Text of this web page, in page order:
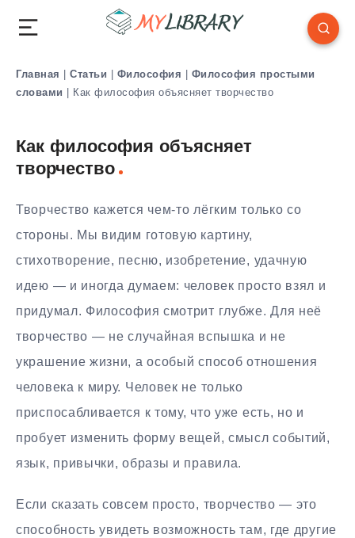
Главная | Статьи | Философия | Философия простыми
словами | Как философия объясняет творчество
Как философия объясняет
творчество
Творчество кажется чем-то лёгким только со
стороны. Мы видим готовую картину,
стихотворение, песню, изобретение, удачную
идею — и иногда думаем: человек просто взял и
придумал. Философия смотрит глубже. Для неё
творчество — не случайная вспышка и не
украшение жизни, а особый способ отношения
человека к миру. Человек не только
приспосабливается к тому, что уже есть, но и
пробует изменить форму вещей, смысл событий,
язык, привычки, образы и правила.
Если сказать совсем просто, творчество — это
способность увидеть возможность там, где другие